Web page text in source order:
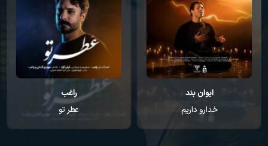
ایوان بند
خدارو داریم
راغب
عطر تو